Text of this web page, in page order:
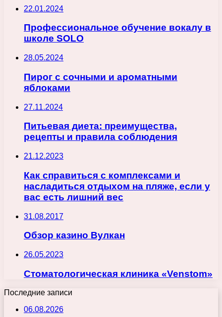
22.01.2024
Профессиональное обучение вокалу в
школе SOLO
28.05.2024
Пирог с сочными и ароматными
яблоками
27.11.2024
Питьевая диета: преимущества,
рецепты и правила соблюдения
21.12.2023
Как справиться с комплексами и
насладиться отдыхом на пляже, если у
вас есть лишний вес
31.08.2017
Обзор казино Вулкан
26.05.2023
Стоматологическая клиника «Venstom»
Последние записи
06.08.2026